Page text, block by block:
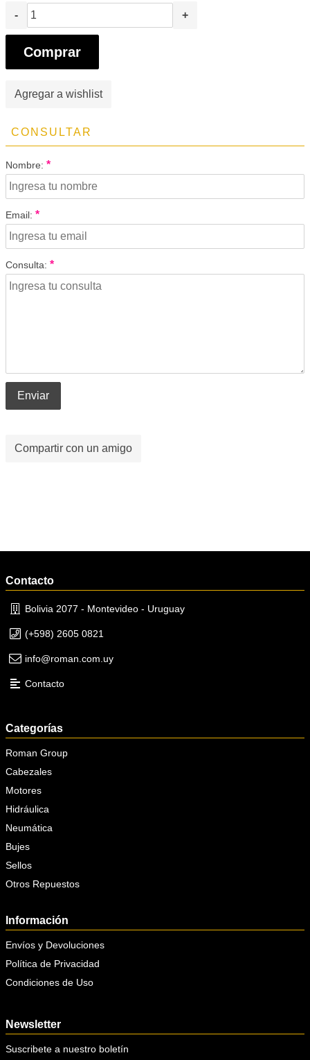
- +
Comprar
Agregar a wishlist
CONSULTAR
Nombre: *
Email: *
Consulta: *
Enviar
Compartir con un amigo
Contacto
Bolivia 2077 - Montevideo - Uruguay
(+598) 2605 0821
info@roman.com.uy
Contacto
Categorías
Roman Group
Cabezales
Motores
Hidráulica
Neumática
Bujes
Sellos
Otros Repuestos
Información
Envíos y Devoluciones
Política de Privacidad
Condiciones de Uso
Newsletter
Suscribete a nuestro boletín